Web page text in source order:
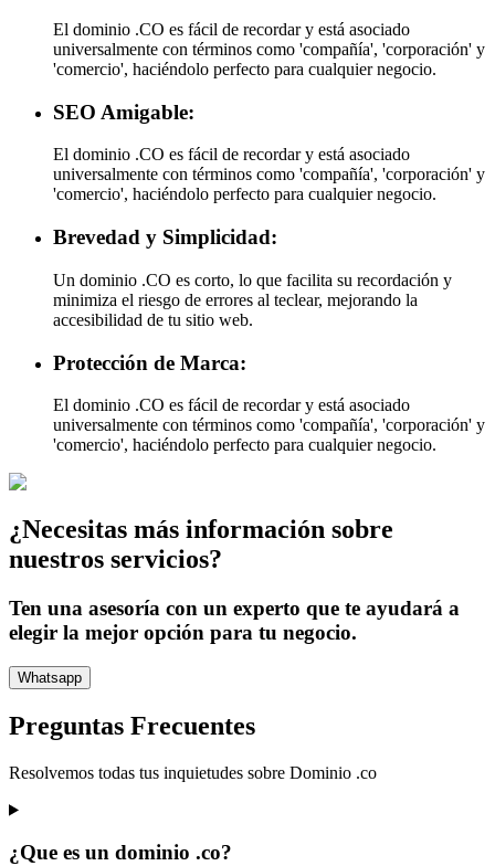
El dominio .CO es fácil de recordar y está asociado
universalmente con términos como 'compañía', 'corporación' y
'comercio', haciéndolo perfecto para cualquier negocio.
SEO Amigable:
El dominio .CO es fácil de recordar y está asociado
universalmente con términos como 'compañía', 'corporación' y
'comercio', haciéndolo perfecto para cualquier negocio.
Brevedad y Simplicidad:
Un dominio .CO es corto, lo que facilita su recordación y
minimiza el riesgo de errores al teclear, mejorando la
accesibilidad de tu sitio web.
Protección de Marca:
El dominio .CO es fácil de recordar y está asociado
universalmente con términos como 'compañía', 'corporación' y
'comercio', haciéndolo perfecto para cualquier negocio.
¿Necesitas más información sobre
nuestros servicios?
Ten una asesoría con un experto que te ayudará a
elegir la mejor opción para tu negocio.
Whatsapp
Preguntas Frecuentes
Resolvemos todas tus inquietudes sobre Dominio .co
¿Que es un dominio .co?